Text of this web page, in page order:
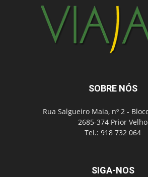
SOBRE NÓS
Rua Salgueiro Maia, nº 2 -
2685-374 Prior Velho
Tel.: 918 732 064
SIGA-NOS